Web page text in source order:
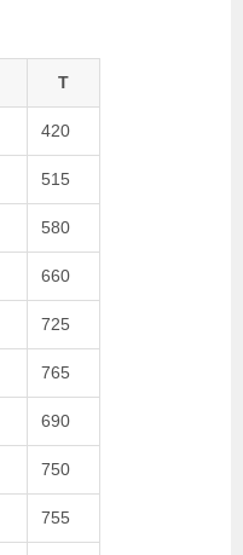
T
420
515
580
660
725
765
690
750
755